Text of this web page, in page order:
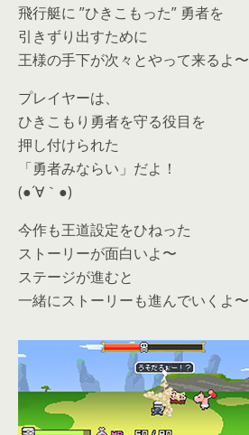
飛行艇に ”ひきこもった” 勇者を
引きずり出すために
王様の手下が次々とやって来るよ〜
プレイヤーは、
ひきこもり勇者を守る役目を
押し付けられた
「勇者みならい」だよ！
(●´∀｀●)
今作も王道設定をひねった
ストーリーが面白いよ〜
ステージが進むと
一緒にストーリーも進んでいくよ〜